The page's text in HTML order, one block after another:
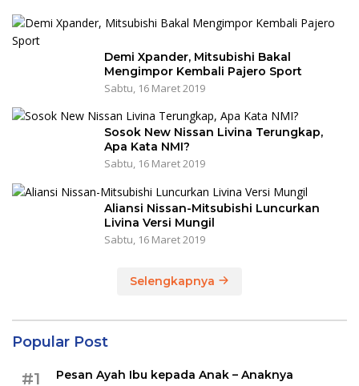
Demi Xpander, Mitsubishi Bakal
Mengimpor Kembali Pajero Sport
Sabtu, 16 Maret 2019
Sosok New Nissan Livina Terungkap,
Apa Kata NMI?
Sabtu, 16 Maret 2019
Aliansi Nissan-Mitsubishi Luncurkan
Livina Versi Mungil
Sabtu, 16 Maret 2019
Selengkapnya
Popular Post
#1
Pesan Ayah Ibu kepada Anak – Anaknya